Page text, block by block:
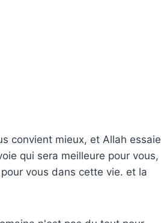
convient mieux, et Allah essaie
qui sera meilleure pour vous,
vous dans cette vie. et la